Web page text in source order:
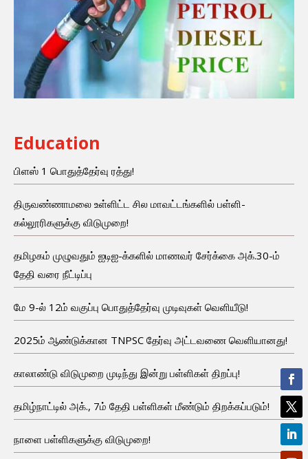
Education
பிளஸ் 1 பொதுத்தேர்வு ரத்து!
திருவண்ணாமலை உள்ளிட்ட சில மாவட்டங்களில் பள்ளி-
கல்லூரிகளுக்கு விடுமுறை!
தமிழகம் முழுவதும் ஐடிஐ-க்களில் மாணவர் சேர்க்கை அக்.30-ம்
தேதி வரை நீட்டிப்பு
மே 9-ல் 12ம் வகுப்பு பொதுத்தேர்வு முடிவுகள் வெளியீடு!
2025ம் ஆண்டுக்கான TNPSC தேர்வு அட்டவணை வெளியானது!
காலாண்டு விடுமுறை முடிந்து இன்று பள்ளிகள் திறப்பு!
தமிழ்நாட்டில் அக்., 7ம் தேதி பள்ளிகள் மீண்டும் திறக்கப்படும்!
நாளை பள்ளிகளுக்கு விடுமுறை!